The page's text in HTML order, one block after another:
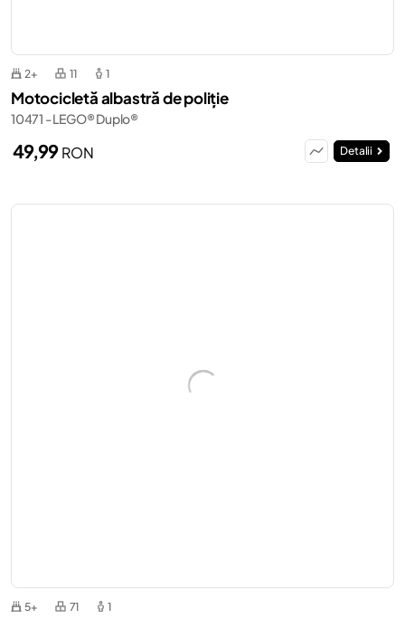
2+ 11 1
Motocicletă albastră de poliție
10471 - LEGO® Duplo®
49,99RON Detalii
5+ 71 1